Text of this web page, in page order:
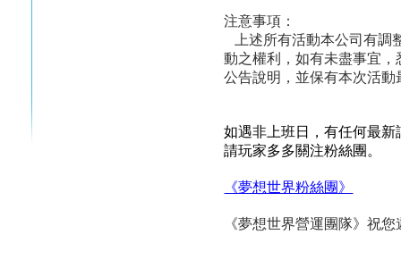
注意事項：
上述所有活動本公司有
動之權利，如有未盡事宜
公告說明，並保有本次活動
如遇非上班日，有任何最
請玩家多多關注粉絲團。
《夢想世界粉絲團》
《夢想世界營運團隊》祝